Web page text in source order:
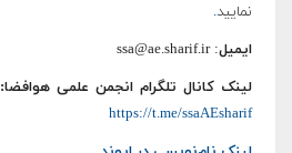
نمایید.
ایمیل: ssa@ae.sharif.ir
لینک کانال تلگرام انجمن علمی هوافضا:
https://t.me/ssaAEsharif